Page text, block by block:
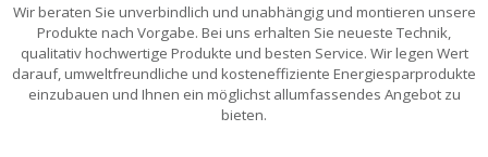
Wir beraten Sie unverbindlich und unabhängig und montieren unsere
Produkte nach Vorgabe. Bei uns erhalten Sie neueste Technik,
qualitativ hochwertige Produkte und besten Service. Wir legen Wert
darauf, umweltfreundliche und kosteneffiziente Energiesparprodukte
einzubauen und Ihnen ein möglichst allumfassendes Angebot zu
bieten.